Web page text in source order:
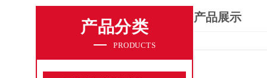
产品分类
PRODUCTS
产品展示